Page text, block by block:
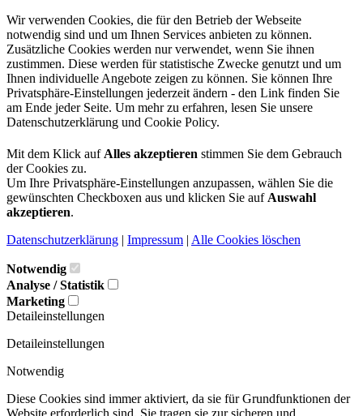
Wir verwenden Cookies, die für den Betrieb der Webseite
notwendig sind und um Ihnen Services anbieten zu können.
Zusätzliche Cookies werden nur verwendet, wenn Sie ihnen
zustimmen. Diese werden für statistische Zwecke genutzt und um
Ihnen individuelle Angebote zeigen zu können. Sie können Ihre
Privatsphäre-Einstellungen jederzeit ändern - den Link finden Sie
am Ende jeder Seite. Um mehr zu erfahren, lesen Sie unsere
Datenschutzerklärung und Cookie Policy.
Mit dem Klick auf Alles akzeptieren stimmen Sie dem Gebrauch
der Cookies zu.
Um Ihre Privatsphäre-Einstellungen anzupassen, wählen Sie die
gewünschten Checkboxen aus und klicken Sie auf Auswahl
akzeptieren.
Datenschutzerklärung | Impressum | Alle Cookies löschen
Notwendig
Analyse / Statistik
Marketing
Detaileinstellungen
Detaileinstellungen
Notwendig
Diese Cookies sind immer aktiviert, da sie für Grundfunktionen der
Website erforderlich sind. Sie tragen sie zur sicheren und